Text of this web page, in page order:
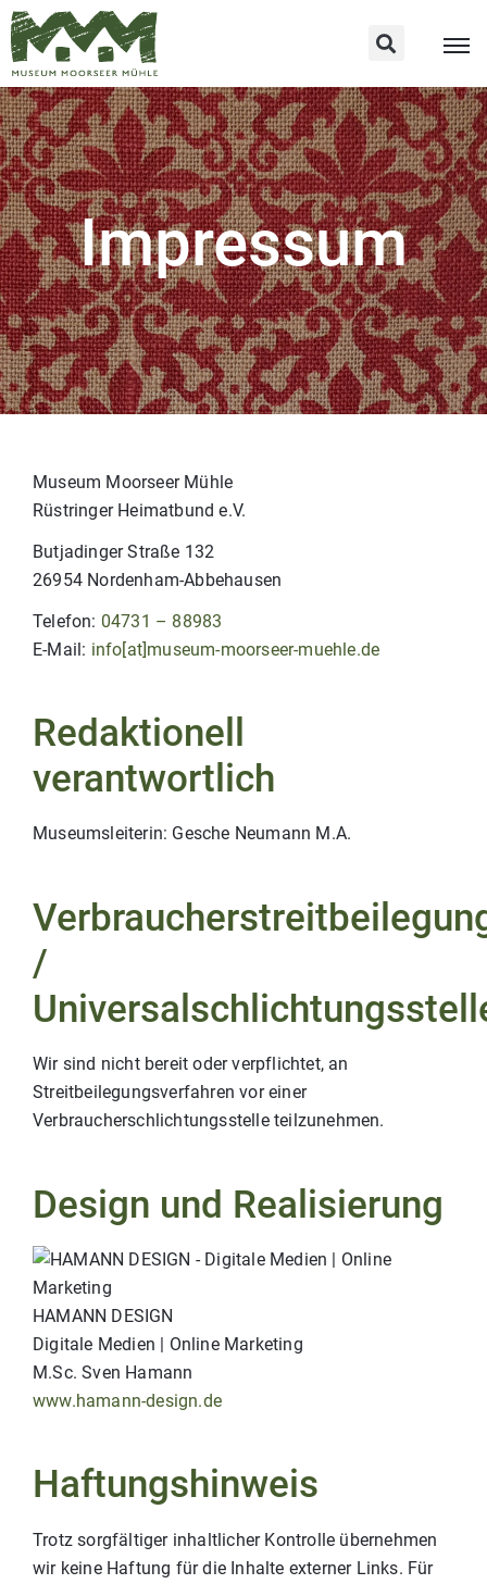
Impressum
Museum Moorseer Mühle
Rüstringer Heimatbund e.V.
Butjadinger Straße 132
26954 Nordenham-Abbehausen
Telefon: 04731 – 88983
E-Mail: info[at]museum-moorseer-muehle.de
Redaktionell
verantwortlich
Museumsleiterin: Gesche Neumann M.A.
/
Wir sind nicht bereit oder verpflichtet, an
Streitbeilegungsverfahren vor einer
Verbraucherschlichtungsstelle teilzunehmen.
Design und Realisierung
HAMANN DESIGN
Digitale Medien | Online Marketing
M.Sc. Sven Hamann
www.hamann-design.de
Haftungshinweis
Trotz sorgfältiger inhaltlicher Kontrolle übernehmen
wir keine Haftung für die Inhalte externer Links. Für